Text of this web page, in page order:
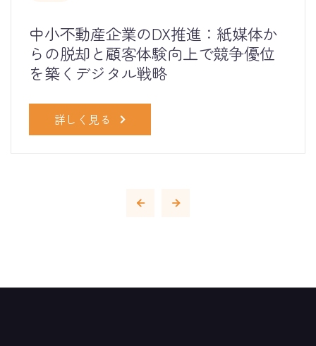
中小不動産企業のDX推進：紙媒体か
らの脱却と顧客体験向上で競争優位
を築くデジタル戦略
詳しく見る